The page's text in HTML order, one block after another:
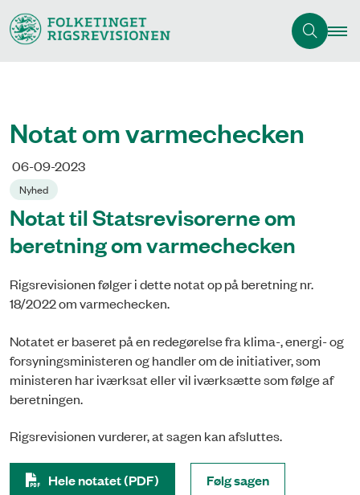
Notat om varmechecken
06-09-2023
Nyhed
Notat til Statsrevisorerne om
beretning om varmechecken
Rigsrevisionen følger i dette notat op på beretning nr.
18/2022 om varmechecken.
Notatet er baseret på en redegørelse fra klima-, energi- og
forsyningsministeren og handler om de initiativer, som
ministeren har iværksat eller vil iværksætte som følge af
beretningen.
Rigsrevisionen vurderer, at sagen kan afsluttes.
Hele notatet (PDF) Følg sagen